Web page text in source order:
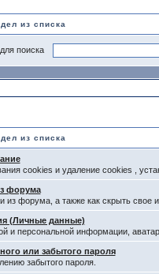
из списка
поиска
из списка
cookies и удаление cookies ,
форума
из форума, а также как скрыть
(Личные данные)
и персональной информации,
или забытого пароля
забытого пароля.